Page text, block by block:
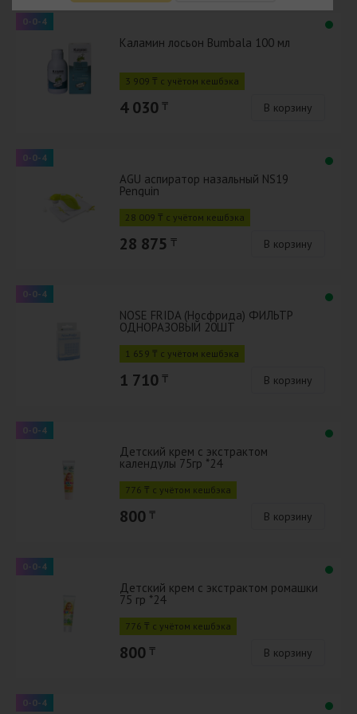
0-0-4
Каламин лосьон Bumbala 100 мл
3 909 ₸ с учётом кешбэка
4 030 ₸ В корзину
0-0-4
AGU аспиратор назальный NS19
Penguin
28 009 ₸ с учётом кешбэка
28 875 ₸ В корзину
0-0-4
NOSE FRIDA (Носфрида) ФИЛЬТР
ОДНОРАЗОВЫЙ 20ШТ
1 659 ₸ с учётом кешбэка
1 710 ₸ В корзину
0-0-4
Детский крем с экстрактом
календулы 75гр *24
776 ₸ с учётом кешбэка
800 ₸ В корзину
0-0-4
Детский крем с экстрактом ромашки
75 гр *24
776 ₸ с учётом кешбэка
800 ₸ В корзину
0-0-4